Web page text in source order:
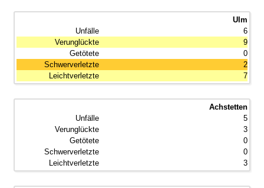
Ulm
6
9
0
2
7
Achstetten
5
3
0
0
3